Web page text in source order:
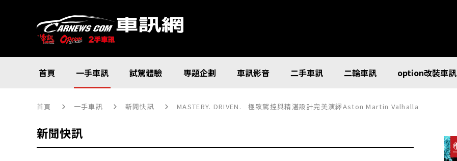
首頁 一手車訊 試駕體驗 專題企劃 車訊影音 二手車訊 二輪車訊 option改裝車訊
首頁 一手車訊 新聞快訊 MASTERY. DRIVEN. 極致駕控與精湛設計完美演繹Aston Martin Valhalla
新聞快訊